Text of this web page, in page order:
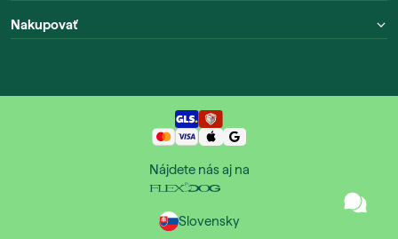
Nakupovať
Nájdete nás aj na
Slovensky